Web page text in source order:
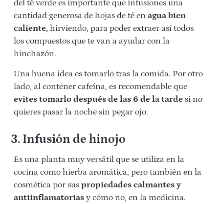
del té verde es importante que infusiones una
cantidad generosa de hojas de té en agua bien
caliente, hirviendo, para poder extraer así todos
los compuestos que te van a ayudar con la
hinchazón.
Una buena idea es tomarlo tras la comida. Por otro
lado, al contener cafeína, es recomendable que
evites tomarlo después de las 6 de la tarde si no
quieres pasar la noche sin pegar ojo.
3. Infusión de hinojo
Es una planta muy versátil que se utiliza en la
cocina como hierba aromática, pero también en la
cosmética por sus propiedades calmantes y
antiinflamatorias y cómo no, en la medicina.